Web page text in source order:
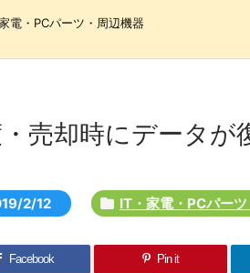
電・PCパーツ・周辺機器
売却時にデータが
2/12 IT・家電・PCパー
Facebook Pin it